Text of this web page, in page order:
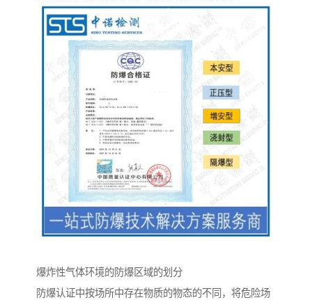
爆炸性气体环境的防爆区域的划分
防爆认证中按场所中存在物质的物态的不同，将危险场